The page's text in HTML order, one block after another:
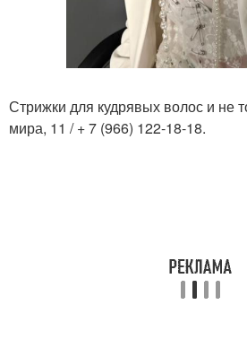
Стрижки для кудрявых волос и не
мира, 11 / + 7 (966) 122-18-18.